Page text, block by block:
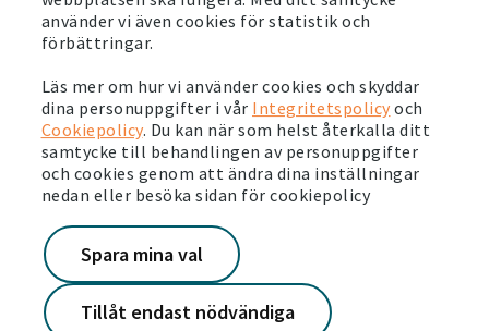
använder vi även cookies för statistik och
förbättringar.
Läs mer om hur vi använder cookies och skyddar
dina personuppgifter i vår Integritetspolicy och
Cookiepolicy. Du kan när som helst återkalla ditt
samtycke till behandlingen av personuppgifter
och cookies genom att ändra dina inställningar
nedan eller besöka sidan för cookiepolicy
Spara mina val
Tillåt endast nödvändiga
2023-10-10
Överenskommelse med Hyresgästföreningen om
Läs mer
2023-09-25
Arshia jobbar för återvinningen i Vårby gård